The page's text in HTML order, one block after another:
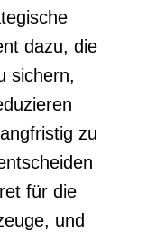
dazu, die
sichern,
zu
für die
und